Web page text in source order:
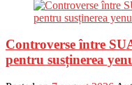
Controverse între
pentru susținerea